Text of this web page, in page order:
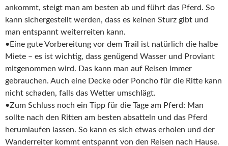
ankommt, steigt man am besten ab und führt das Pferd. So
kann sichergestellt werden, dass es keinen Sturz gibt und
man entspannt weiterreiten kann.
•Eine gute Vorbereitung vor dem Trail ist natürlich die halbe
Miete – es ist wichtig, dass genügend Wasser und Proviant
mitgenommen wird. Das kann man auf Reisen immer
gebrauchen. Auch eine Decke oder Poncho für die Ritte kann
nicht schaden, falls das Wetter umschlägt.
•Zum Schluss noch ein Tipp für die Tage am Pferd: Man
sollte nach den Ritten am besten absatteln und das Pferd
herumlaufen lassen. So kann es sich etwas erholen und der
Wanderreiter kommt entspannt von den Reisen nach Hause.